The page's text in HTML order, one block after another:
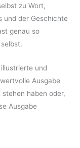
zu Wort,
und der Geschichte
genau so
und
Ausgabe
haben oder,
Ausgabe